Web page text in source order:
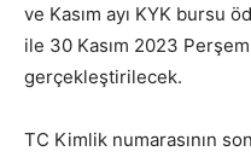
ve Kasım ayı KYK bursu
ile 30 Kasım 2023
gerçekleştirilecek.
TC Kimlik numarasının